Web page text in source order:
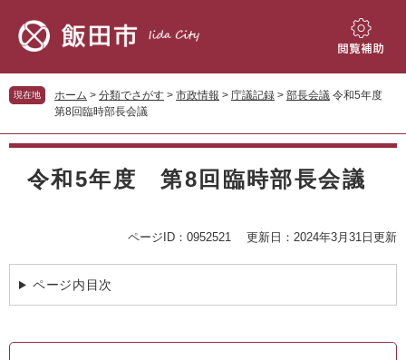
先
頭
す。
を
飛
し
閲
補
現在地 ホーム > 分類でさがす > 市政情報 > 庁議記録 > 部長会議 令和5年度
第8回臨時部長会議
本
令和5年度 第8回臨時部長会議
ページID：0952521 更新日：2024年3月31日更新
ページ内目次